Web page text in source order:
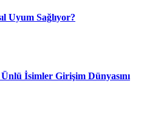
Uyum Sağlıyor?
İsimler Girişim Dünyasını